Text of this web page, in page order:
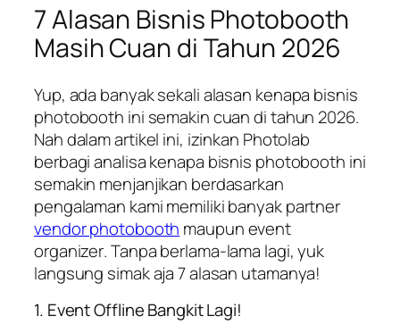
7 Alasan Bisnis Photobooth
Masih Cuan di Tahun 2026
Yup, ada banyak sekali alasan kenapa bisnis
photobooth ini semakin cuan di tahun 2026.
Nah dalam artikel ini, izinkan Photolab
berbagi analisa kenapa bisnis photobooth ini
semakin menjanjikan berdasarkan
pengalaman kami memiliki banyak partner
vendor photobooth maupunevent
organizer. Tanpa berlama-lama lagi, yuk
langsung simak aja 7 alasan utamanya!
1. Event Offline Bangkit Lagi!